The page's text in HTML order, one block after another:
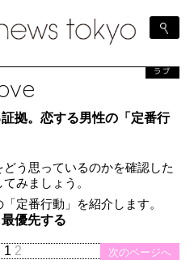
ラブ
拠。恋する男性の「定番行
う思っているのかを確認した
みましょう。
定番行動」を紹介します。
優先する
次のページへ
1 2